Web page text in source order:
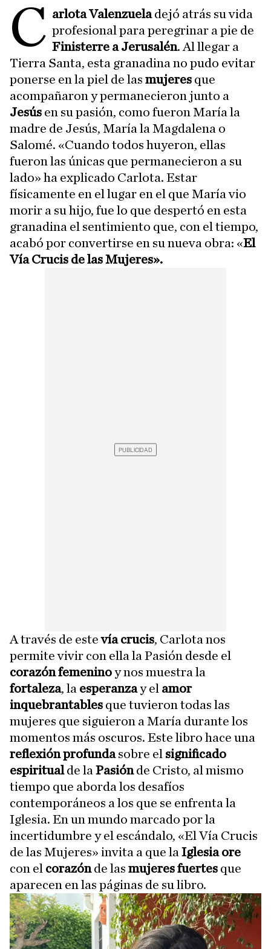
C arlota Valenzueladejó atrás su vida
profesional para peregrinar a pie de
Finisterre a Jerusalén. Al llegar a
Tierra Santa, esta granadina no pudo evitar
ponerse en la piel de las mujeres que
acompañaron y permanecieron junto a
Jesús en su pasión, como fueron María la
madre de Jesús, María la Magdalena o
Salomé. «Cuando todos huyeron, ellas
fueron las únicas que permanecieron a su
lado» ha explicado Carlota. Estar
físicamente en el lugar en el que María vio
morir a su hijo, fue lo que despertó en esta
granadina el sentimiento que, con el tiempo,
acabó por convertirse en su nueva obra: «El
Vía Crucis de las Mujeres».
A través de estevía crucis, Carlota nos
permite vivir con ella la Pasión desde el
corazón femeninoy nos muestra la
fortaleza, la esperanzay el amor
inquebrantables que tuvieron todas las
mujeres que siguieron a María durante los
momentos más oscuros. Este libro hace una
reflexiónprofundasobre el significado
espiritualde la Pasiónde Cristo, al mismo
tiempo que aborda los desafíos
contemporáneos a los que se enfrenta la
Iglesia. En un mundo marcado por la
incertidumbre y el escándalo, «El Vía Crucis
de las Mujeres» invita a que la Iglesia ore
con el corazónde las mujeres fuertes que
aparecen en las páginas de su libro.